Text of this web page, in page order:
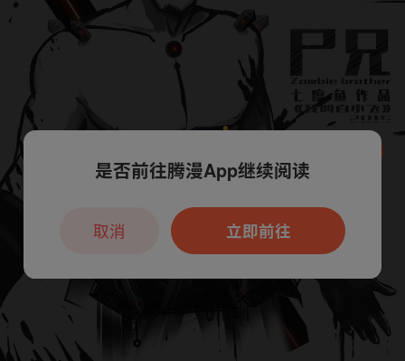
本章节仅支持App阅读，可打开App新用
户7天免费看
是否前往腾漫App继续阅读
立即前往
取消